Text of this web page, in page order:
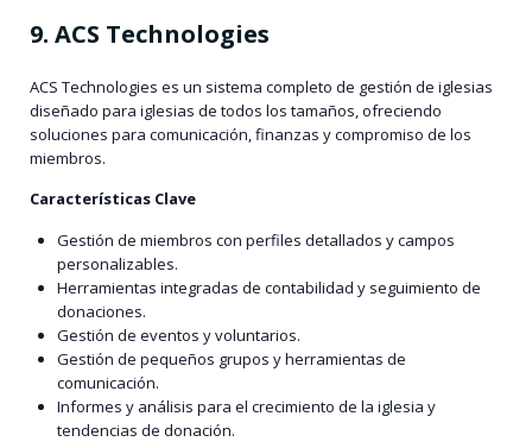
9. ACS Technologies
ACS Technologies es un sistema completo de gestión de iglesias
diseñado para iglesias de todos los tamaños, ofreciendo
soluciones para comunicación, finanzas y compromiso de los
miembros.
Características Clave
Gestión de miembros con perfiles detallados y campos
personalizables.
Herramientas integradas de contabilidad y seguimiento de
donaciones.
Gestión de eventos y voluntarios.
Gestión de pequeños grupos y herramientas de
comunicación.
Informes y análisis para el crecimiento de la iglesia y
tendencias de donación.